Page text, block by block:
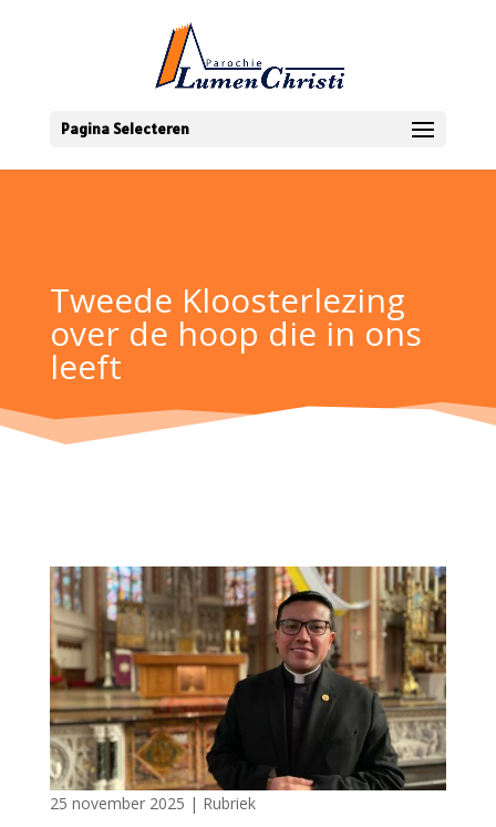
Pagina Selecteren
Tweede Kloosterlezing
over de hoop die in ons
leeft
25 november 2025 | Rubriek